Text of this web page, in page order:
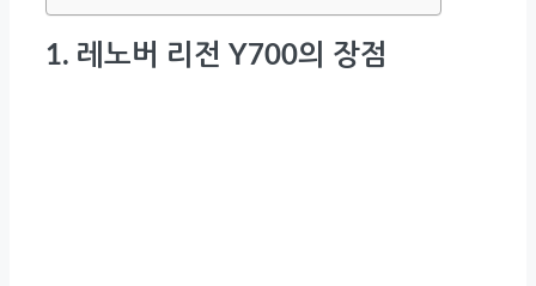
1. 레노버 리전 Y700의 장점